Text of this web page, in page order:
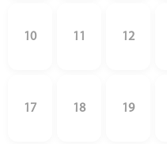
10 11 12
17 18 19